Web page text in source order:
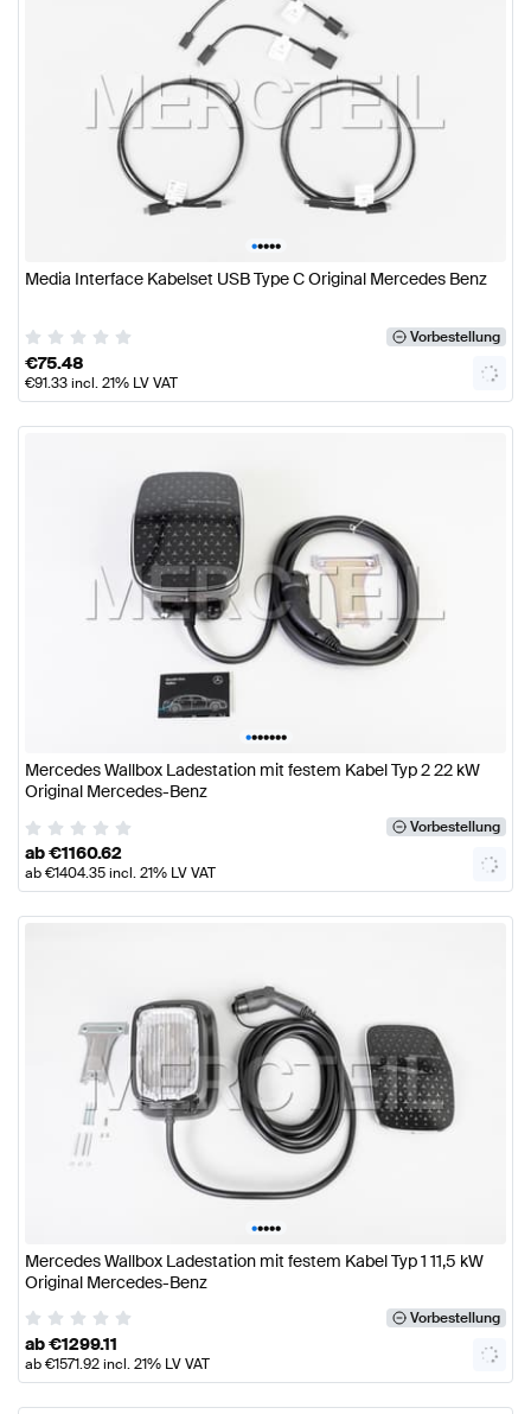
•••••
Media Interface Kabelset USB Type C Original Mercedes Benz
Vorbestellung
€75.48
€91.33incl. 21% LV VAT
•••••••
Mercedes Wallbox Ladestation mit festem Kabel Typ 2 22 kW
Original Mercedes-Benz
Vorbestellung
ab€1160.62
ab€1404.35incl. 21% LV VAT
•••••
Mercedes Wallbox Ladestation mit festem Kabel Typ 1 11,5 kW
Original Mercedes-Benz
Vorbestellung
ab€1299.11
ab€1571.92incl. 21% LV VAT